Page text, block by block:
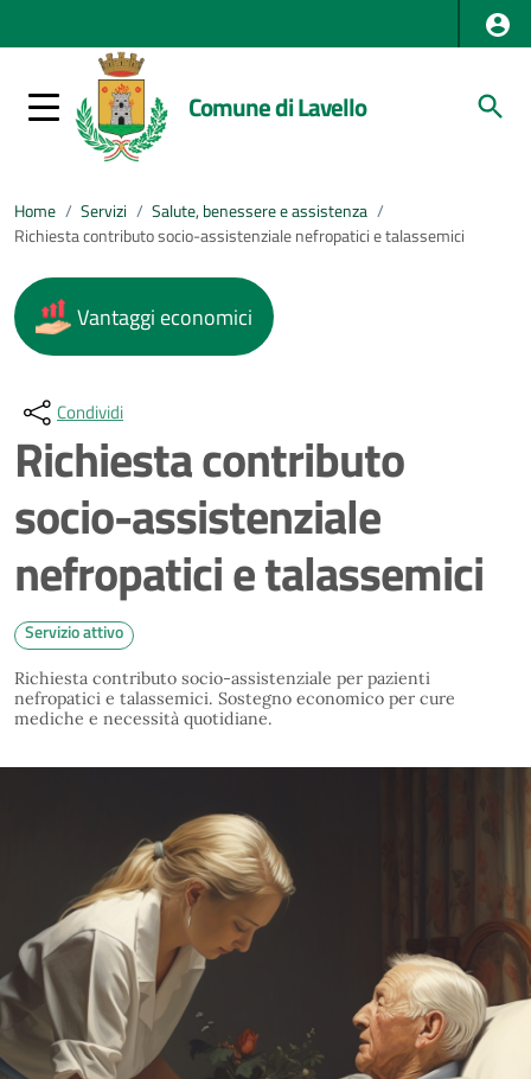
Comune di Lavello
Home / Servizi / Salute, benessere e assistenza /
Richiesta contributo socio-assistenziale nefropatici e talassemici
Vantaggi economici
Condividi
Richiesta contributo
socio-assistenziale
nefropatici e talassemici
Servizio attivo
Richiesta contributo socio-assistenziale per pazienti
nefropatici e talassemici. Sostegno economico per cure
mediche e necessità quotidiane.